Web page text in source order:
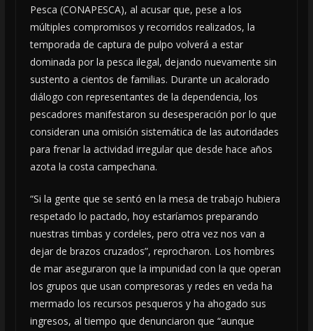
Pesca (CONAPESCA), al acusar que, pese a los
múltiples compromisos y recorridos realizados, la
temporada de captura de pulpo volverá a estar
dominada por la pesca ilegal, dejando nuevamente sin
sustento a cientos de familias. Durante un acalorado
diálogo con representantes de la dependencia, los
pescadores manifestaron su desesperación por lo que
consideran una omisión sistemática de las autoridades
para frenar la actividad irregular que desde hace años
azota la costa campechana.
“Si la gente que se sentó en la mesa de trabajo hubiera
respetado lo pactado, hoy estaríamos preparando
nuestras timbas y cordeles, pero otra vez nos van a
dejar de brazos cruzados”, reprocharon. Los hombres
de mar aseguraron que la impunidad con la que operan
los grupos que usan compresoras y redes en veda ha
mermado los recursos pesqueros y ha ahogado sus
ingresos, al tiempo que denunciaron que “aunque